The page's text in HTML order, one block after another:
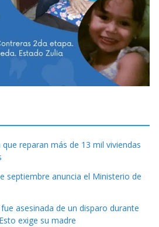
reparan más de 13 mil viviendas
septiembre anuncia el Ministerio de
asesinada de un disparo durante
exige su madre